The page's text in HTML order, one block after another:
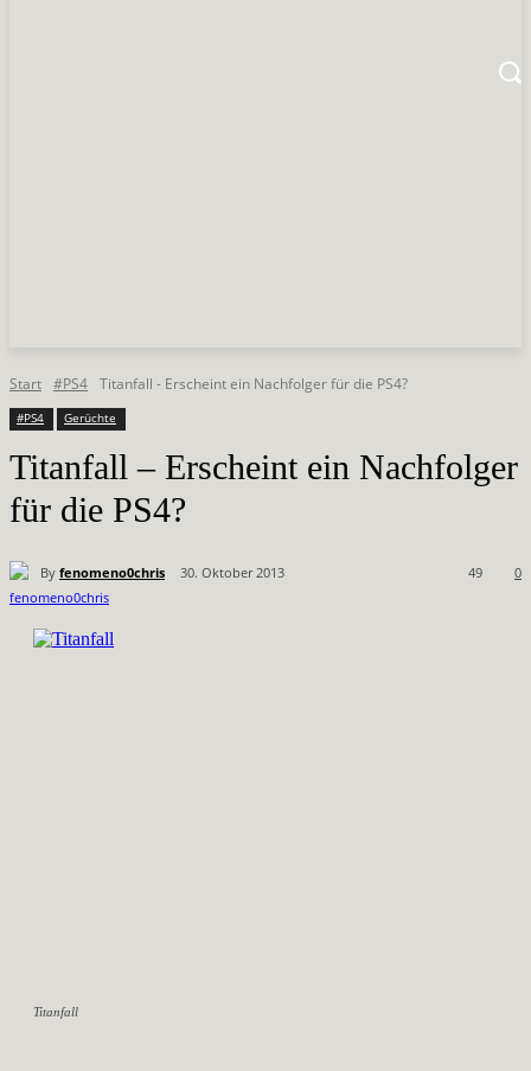
Start #PS4 Titanfall - Erscheint ein Nachfolger für die PS4?
#PS4 Gerüchte
Titanfall – Erscheint ein Nachfolger
für die PS4?
By fenomeno0chris 30. Oktober 2013 0
49
Titanfall